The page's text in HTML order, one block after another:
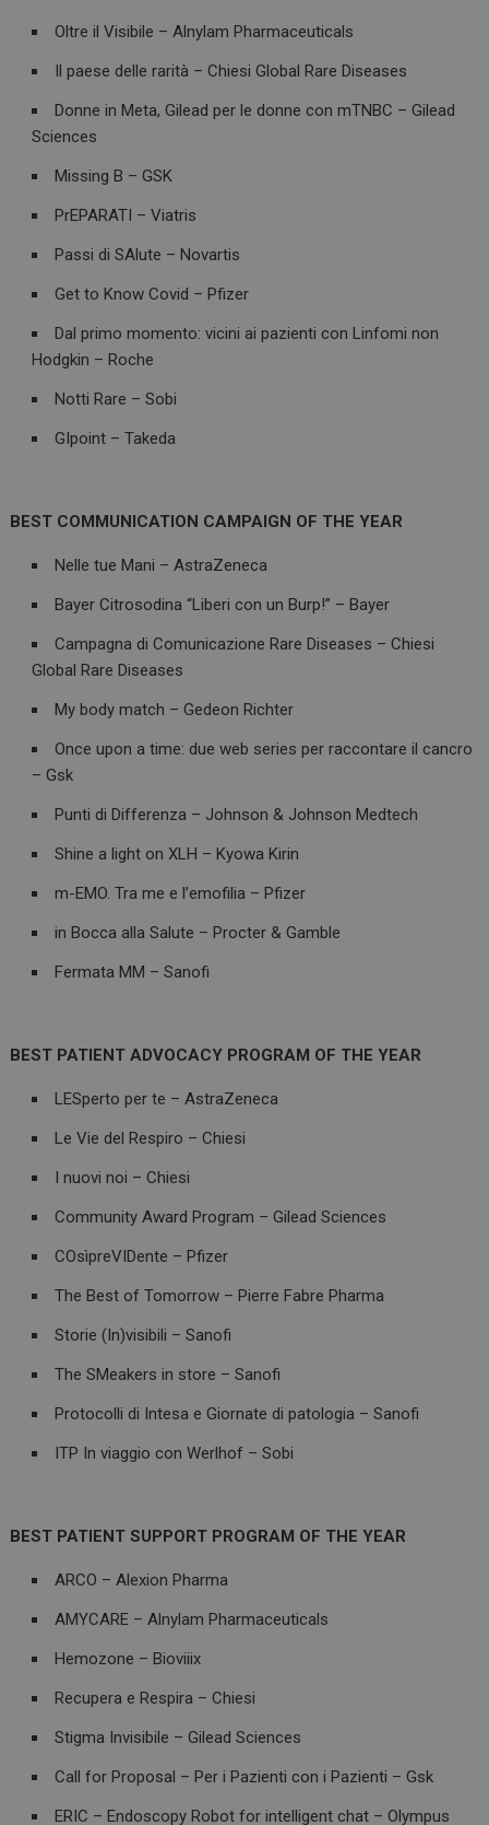
Oltre il Visibile – Alnylam Pharmaceuticals
Il paese delle rarità – Chiesi Global Rare Diseases
Donne in Meta, Gilead per le donne con mTNBC – Gilead
Sciences
Missing B – GSK
PrEPARATI – Viatris
Passi di SAlute – Novartis
Get to Know Covid – Pfizer
Dal primo momento: vicini ai pazienti con Linfomi non
Hodgkin – Roche
Notti Rare – Sobi
GIpoint – Takeda
BEST COMMUNICATION CAMPAIGN OF THE YEAR
Nelle tue Mani – AstraZeneca
Bayer Citrosodina “Liberi con un Burp!” – Bayer
Campagna di Comunicazione Rare Diseases – Chiesi
Global Rare Diseases
My body match – Gedeon Richter
Once upon a time: due web series per raccontare il cancro
– Gsk
Punti di Differenza – Johnson & Johnson Medtech
Shine a light on XLH – Kyowa Kirin
m-EMO. Tra me e l’emofilia – Pfizer
in Bocca alla Salute – Procter & Gamble
Fermata MM – Sanofi
BEST PATIENT ADVOCACY PROGRAM OF THE YEAR
LESperto per te – AstraZeneca
Le Vie del Respiro – Chiesi
I nuovi noi – Chiesi
Community Award Program – Gilead Sciences
COsìpreVIDente – Pfizer
The Best of Tomorrow – Pierre Fabre Pharma
Storie (In)visibili – Sanofi
The SMeakers in store – Sanofi
Protocolli di Intesa e Giornate di patologia – Sanofi
ITP In viaggio con Werlhof – Sobi
BEST PATIENT SUPPORT PROGRAM OF THE YEAR
ARCO – Alexion Pharma
AMYCARE – Alnylam Pharmaceuticals
Hemozone – Bioviiix
Recupera e Respira – Chiesi
Stigma Invisibile – Gilead Sciences
Call for Proposal – Per i Pazienti con i Pazienti – Gsk
ERIC – Endoscopy Robot for intelligent chat – Olympus